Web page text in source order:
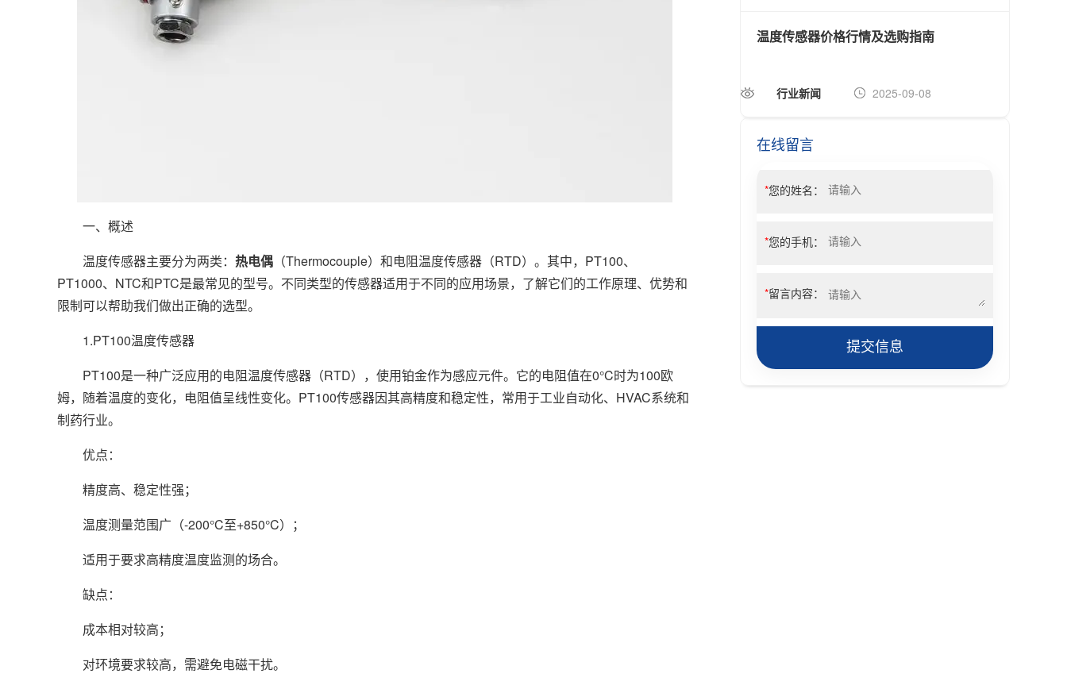
一、概述
温度传感器主要分为两类： 热电偶 （Thermocouple）和电阻温度传感器（RTD）。其中，PT100、
PT1000、NTC和PTC是最常见的型号。不同类型的传感器适用于不同的应用场景，了解它们的工作原理、优势和
限制可以帮助我们做出正确的选型。
1.PT100温度传感器
PT100是一种广泛应用的电阻温度传感器（RTD），使用铂金作为感应元件。它的电阻值在0°C时为100欧
姆，随着温度的变化，电阻值呈线性变化。PT100传感器因其高精度和稳定性，常用于工业自动化、HVAC系统和
制药行业。
优点：
精度高、稳定性强；
温度测量范围广（-200°C至+850°C）；
适用于要求高精度温度监测的场合。
缺点：
成本相对较高；
对环境要求较高，需避免电磁干扰。
温度传感器价格行情及选购指南
行业新闻 2025-09-08
在线留言
*您的姓名：
*您的手机：
*留言内容：
提交信息